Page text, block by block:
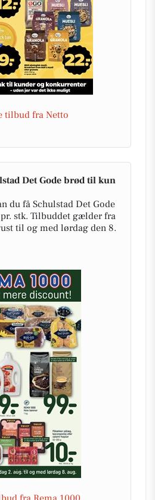
tilbud fra Netto
Det Gode brød til kun
du få Schulstad Det Gode
stk. Tilbuddet gælder fra
til og med lørdag den 8.